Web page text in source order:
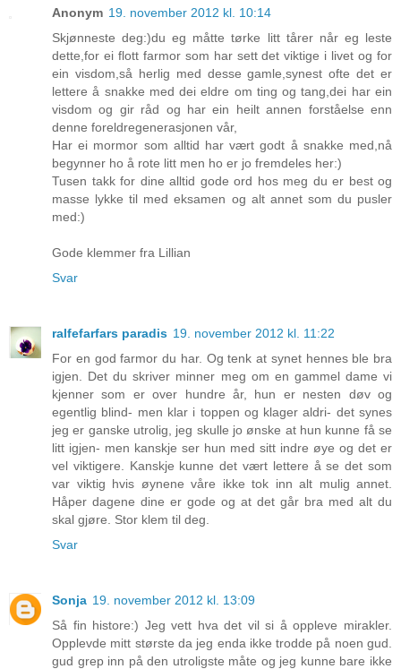
Anonym 19. november 2012 kl. 10:14
Skjønneste deg:)du eg måtte tørke litt tårer når eg leste
dette,for ei flott farmor som har sett det viktige i livet og for
ein visdom,så herlig med desse gamle,synest ofte det er
lettere å snakke med dei eldre om ting og tang,dei har ein
visdom og gir råd og har ein heilt annen forståelse enn
denne foreldregenerasjonen vår,
Har ei mormor som alltid har vært godt å snakke med,nå
begynner ho å rote litt men ho er jo fremdeles her:)
Tusen takk for dine alltid gode ord hos meg du er best og
masse lykke til med eksamen og alt annet som du pusler
med:)
Gode klemmer fra Lillian
Svar
ralfefarfars paradis 19. november 2012 kl. 11:22
For en god farmor du har. Og tenk at synet hennes ble bra
igjen. Det du skriver minner meg om en gammel dame vi
kjenner som er over hundre år, hun er nesten døv og
egentlig blind- men klar i toppen og klager aldri- det synes
jeg er ganske utrolig, jeg skulle jo ønske at hun kunne få se
litt igjen- men kanskje ser hun med sitt indre øye og det er
vel viktigere. Kanskje kunne det vært lettere å se det som
var viktig hvis øynene våre ikke tok inn alt mulig annet.
Håper dagene dine er gode og at det går bra med alt du
skal gjøre. Stor klem til deg.
Svar
Sonja 19. november 2012 kl. 13:09
Så fin histore:) Jeg vett hva det vil si å oppleve mirakler.
Opplevde mitt største da jeg enda ikke trodde på noen gud.
gud grep inn på den utroligste måte og jeg kunne bare ikke